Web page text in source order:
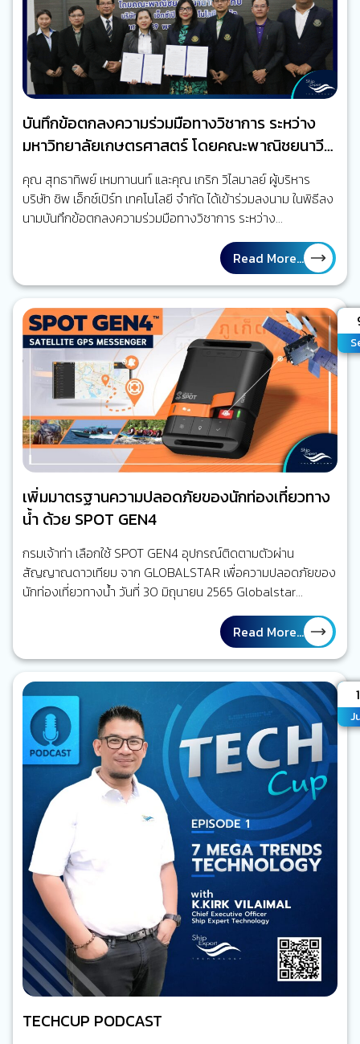
บันทึกข้อตกลงความร่วมมือทางวิชาการ ระหว่าง
มหาวิทยาลัยเกษตรศาสตร์ โดยคณะพาณิชยนาวี
นานาชาติ กับ บริษัท ชิพ เอ็กซ์เปิร์ท เทคโนโลยี
จำกัด
คุณ สุทธาทิพย์ เหมทานนท์ และคุณ เกริก วิไลมาลย์ ผู้บริหาร
บริษัท ชิพ เอ็กซ์เปิร์ท เทคโนโลยี จำกัด ได้เข้าร่วมลงนาม ในพิธีลง
นามบันทึกข้อตกลงความร่วมมือทางวิชาการ ระหว่าง
มหาวิทยาลัยเกษตรศาสตร์ โดยคณะพาณิชยนาวีนานาชาติ กับ
บริษัท ชิพ เอ็กซ์เปิร์ท เทคโนโลยี จำกัด ในวันที่ 2 ธันวาคม 2567
โดยบริษัทฯ ยินดีอย่างยิ่งในการสนับสนุนการพัฒนาการศึกษา…
Read More...
เพิ่มมาตรฐานความปลอดภัยของนักท่องเที่ยวทาง
น้ำ ด้วย SPOT GEN4
กรมเจ้าท่า เลือกใช้ SPOT GEN4 อุปกรณ์ติดตามตัวผ่าน
สัญญาณดาวเทียม จาก GLOBALSTAR เพื่อความปลอดภัยของ
นักท่องเที่ยวทางน้ำ วันที่ 30 มิถุนายน 2565 Globalstar
Europe Satellite Services Ltd, บริษัทภายในเครือ
ของ GLOBALSTAR ซึ่งเป็นผู้นำในด้านการสื่อสารผ่านดาวเทียม
ชั้นนำ, IoT และผู้พัฒนาระบบการแจ้งเตือนฉุกเฉิน ได้ประกาศว่า
กรมเจ้าท่า (ประเทศไทย) เลือกใช้งานอุปกรณ์ติดตามผ่าน
สัญญาณดาวเทียม SPOT GEN4 เพื่อเพิ่มมาตรฐานความ
ปลอดภัย ให้กับนักท่องเที่ยวบริเวณรอบเกาะภูเก็ต จากสถิติ โดย
ทั่วไปจังหวัดภูเก็ตและเกาะ ที่เป็นแหล่งท่องเที่ยวใกล้เคียง…
Read More...
1
TECHCUP PODCAST